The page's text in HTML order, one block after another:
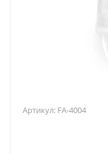
Артикул: FA-4004